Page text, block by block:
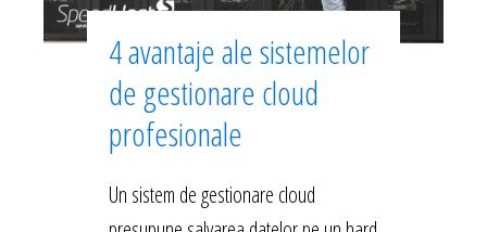
4 avantaje ale sistemelor
de gestionare cloud
profesionale
Un sistem de gestionare cloud